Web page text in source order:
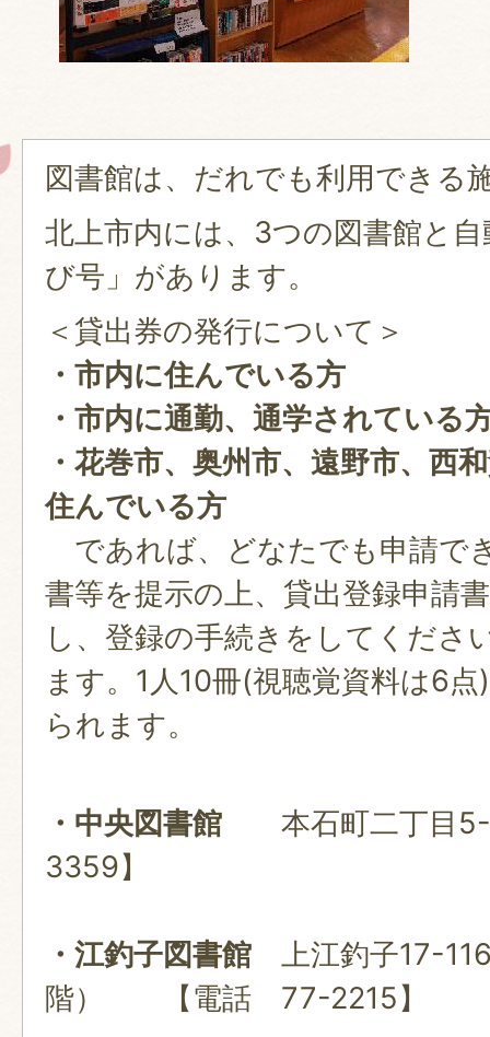
図書館は、だれでも利用できる
北上市内には、3つの図書館と
び号」があります。
＜貸出券の発行について＞
・市内に住んでいる方
・市内に通勤、通学されている
・花巻市、奥州市、遠野市、西
住んでいる方
であれば、どなたでも申請で
書等を提示の上、貸出登録申請
し、登録の手続きをしてくださ
ます。1人10冊(視聴覚資料は6
られます。
・中央図書館 本石町二丁目
3359】
・江釣子図書館 上江釣子17-
階） 【電話 77-2215】